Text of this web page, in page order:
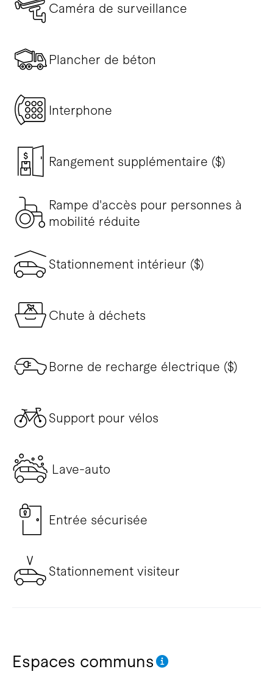
Caméra de surveillance
Plancher de béton
Interphone
Rangement supplémentaire ($)
Rampe d'accès pour personnes à
mobilité réduite
Stationnement intérieur ($)
Chute à déchets
Borne de recharge électrique ($)
Support pour vélos
Lave-auto
Entrée sécurisée
Stationnement visiteur
Espaces communs